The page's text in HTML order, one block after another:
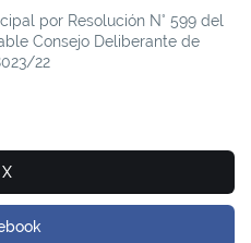
por Resolución N° 599 del
Consejo Deliberante de
22
X